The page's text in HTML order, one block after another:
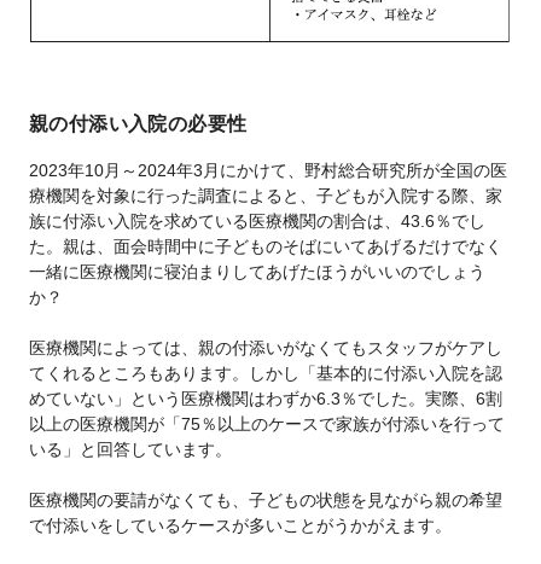
親の付添い入院の必要性
2023年10月～2024年3月にかけて、野村総合研究所が全国の医
療機関を対象に行った調査によると、子どもが入院する際、家
族に付添い入院を求めている医療機関の割合は、43.6％でし
た。親は、面会時間中に子どものそばにいてあげるだけでなく
一緒に医療機関に寝泊まりしてあげたほうがいいのでしょう
か？
医療機関によっては、親の付添いがなくてもスタッフがケアし
てくれるところもあります。しかし「基本的に付添い入院を認
めていない」という医療機関はわずか6.3％でした。実際、6割
以上の医療機関が「75％以上のケースで家族が付添いを行って
いる」と回答しています。
医療機関の要請がなくても、子どもの状態を見ながら親の希望
で付添いをしているケースが多いことがうかがえます。